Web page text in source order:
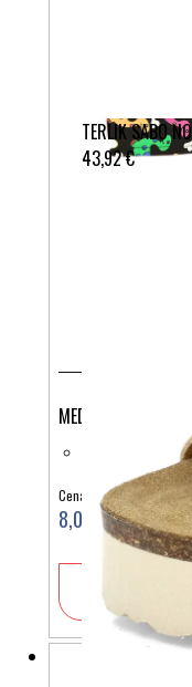
TERLIK SABO
43,92 €
MEDICINSKA KAPA
Cena:
8,00 €